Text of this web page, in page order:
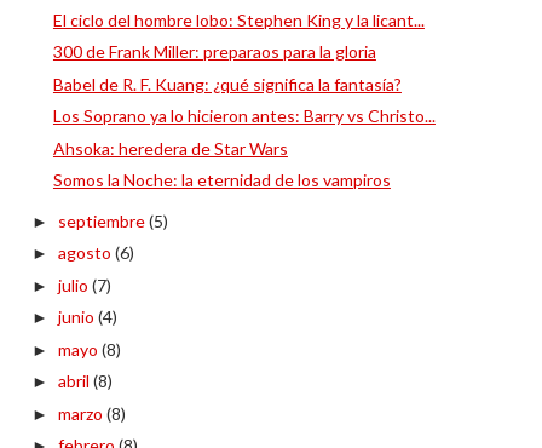
El ciclo del hombre lobo: Stephen King y la licant...
300 de Frank Miller: preparaos para la gloria
Babel de R. F. Kuang: ¿qué significa la fantasía?
Los Soprano ya lo hicieron antes: Barry vs Christo...
Ahsoka: heredera de Star Wars
Somos la Noche: la eternidad de los vampiros
► septiembre(5)
► agosto (6)
► julio (7)
► junio (4)
► mayo (8)
► abril (8)
► marzo (8)